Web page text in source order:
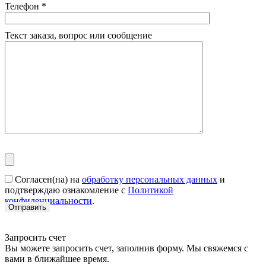
Телефон *
Текст заказа, вопрос или сообщение
Согласен(на) на обработку персональных данных и
подтверждаю ознакомление с Политикой
конфиденциальности.
Запросить счет
Вы можете запросить счет, заполнив форму. Мы свяжемся с
вами в ближайшее время.